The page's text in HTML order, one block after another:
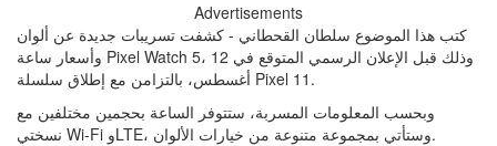
Advertisements
كتب هذا الموضوع سلطان القحطاني - كشفت تسريبات جديدة عن ألوان
وأسعار ساعة Pixel Watch 5، وذلك قبل الإعلان الرسمي المتوقع في 12
أغسطس، بالتزامن مع إطلاق سلسلة Pixel 11.
وبحسب المعلومات المسربة، ستتوفر الساعة بحجمين مختلفين مع
نسختي Wi-Fi وLTE، وستأتي بمجموعة متنوعة من خيارات الألوان.